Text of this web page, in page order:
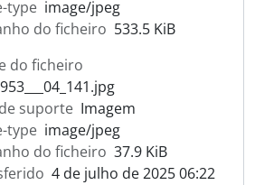
type image/jpeg
do ficheiro 533.5 KiB
do ficheiro
suporte Imagem
type image/jpeg
do ficheiro 37.9 KiB
4 de julho de 2025 06:22